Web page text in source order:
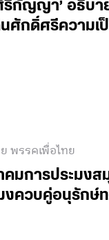
ริกัญญา’ อธิบ
ศักดิ์ศรีความเ
พรรคเพื่อไทย
คมการประมง
วบคู่อนุรักษ์ทะ